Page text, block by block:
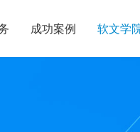
成功案例 软文学